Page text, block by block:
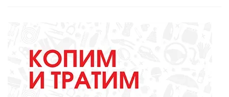
библиотекарь? Докажите это
всей стране!
ОБРАЗОВАНИЕ